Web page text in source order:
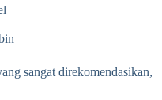
sangat direkomendasikan,